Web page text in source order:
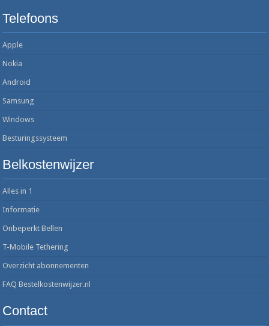
Telefoons
Apple
Nokia
Android
Samsung
Windows
Besturingssysteem
Belkostenwijzer
Alles in 1
Informatie
Onbeperkt Bellen
T-Mobile Tethering
Overzicht abonnementen
FAQ Bestelkostenwijzer.nl
Contact